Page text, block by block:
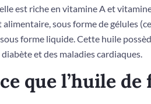
est riche en vitamine A et
sous forme de gélules
forme liquide. Cette huile
et des maladies cardiaques.
que l’huile